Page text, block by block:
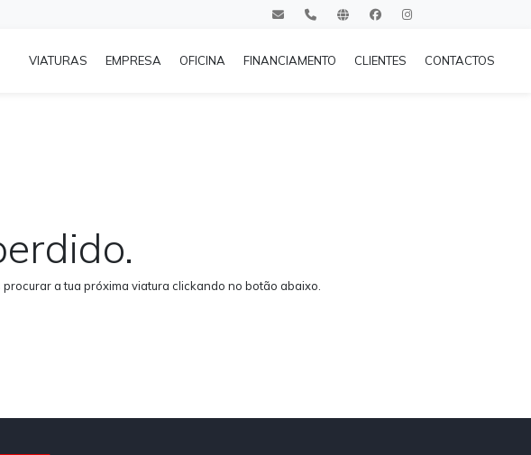
VIATURAS EMPRESA OFICINA FINANCIAMENTO CLIENTES CONTACTOS
a tua próxima viatura clickando no botão abaixo.